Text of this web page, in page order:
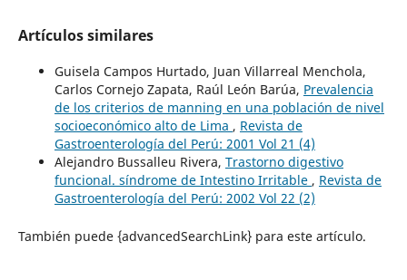
Artículos similares
Guisela Campos Hurtado, Juan Villarreal Menchola,
Carlos Cornejo Zapata, Raúl León Barúa, Prevalencia
de los criterios de manning en una población de nivel
socioeconómico alto de Lima , Revista de
Gastroenterología del Perú: 2001 Vol 21 (4)
Alejandro Bussalleu Rivera, Trastorno digestivo
funcional. síndrome de Intestino Irritable , Revista de
Gastroenterología del Perú: 2002 Vol 22 (2)
También puede {advancedSearchLink} para este artículo.